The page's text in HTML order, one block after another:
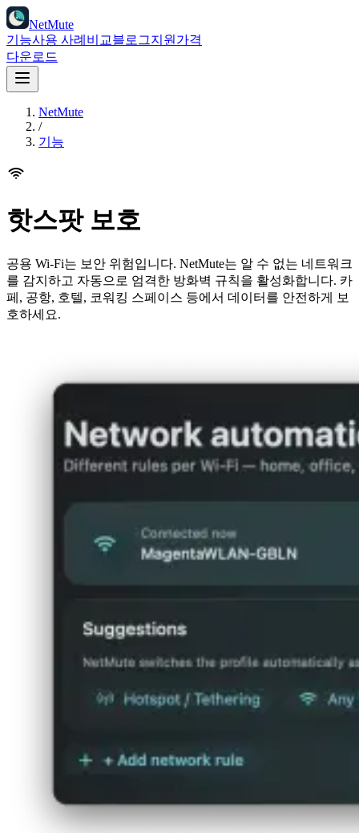
NetMute
기능사용 사례 비교블로그지원 가격
다운로드
NetMute
/
기능
핫스팟 보호
공용 Wi-Fi는 보안 위험입니다. NetMute는 알 수 없는 네트워크
를 감지하고 자동으로 엄격한 방화벽 규칙을 활성화합니다. 카
페, 공항, 호텔, 코워킹 스페이스 등에서 데이터를 안전하게 보
호하세요.